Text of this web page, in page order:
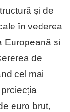
și de
în vederea
Europeană și
de
cel mai
euro brut,